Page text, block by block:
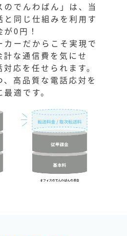
のでんわばん」は、当
同じ仕組みを利用す
0円！
カーだからこそ実現で
計な通信費を気にせ
応を任せられます。
高品質な電話応対を
適です。